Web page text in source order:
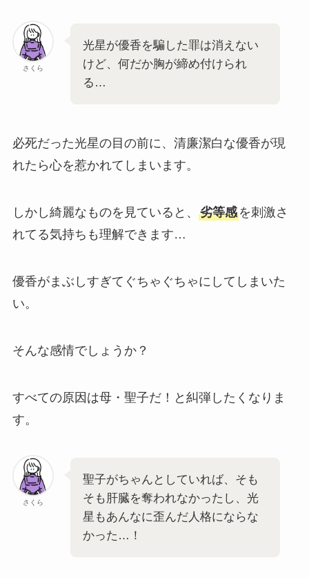
さくら
光星が優香を騙した罪は消えない
けど、何だか胸が締め付けられ
る…
必死だった光星の目の前に、清廉潔白な優香が現
れたら心を惹かれてしまいます。
しかし綺麗なものを見ていると、 劣等感を刺激さ
れてる気持ちも理解できます…
優香がまぶしすぎてぐちゃぐちゃにしてしまいた
い。
そんな感情でしょうか？
すべての原因は母・聖子だ！と糾弾したくなりま
す。
さくら
聖子がちゃんとしていれば、そも
そも肝臓を奪われなかったし、光
星もあんなに歪んだ人格にならな
かった…！